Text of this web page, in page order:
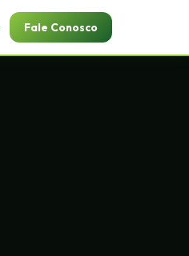
Fale Conosco